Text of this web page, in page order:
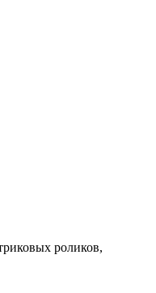
роликов,